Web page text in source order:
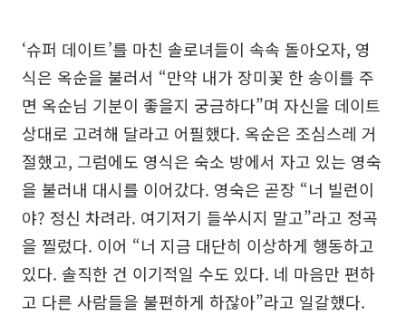
‘슈퍼 데이트’를 마친 솔로녀들이 속속 돌아오자, 영
식은 옥순을 불러서 “만약 내가 장미꽃 한 송이를 주
면 옥순님 기분이 좋을지 궁금하다”며 자신을 데이트
상대로 고려해 달라고 어필했다. 옥순은 조심스레 거
절했고, 그럼에도 영식은 숙소 방에서 자고 있는 영숙
을 불러내 대시를 이어갔다. 영숙은 곧장 “너 빌런이
야? 정신 차려라. 여기저기 들쑤시지 말고”라고 정곡
을 찔렀다. 이어 “너 지금 대단히 이상하게 행동하고
있다. 솔직한 건 이기적일 수도 있다. 네 마음만 편하
고 다른 사람들을 불편하게 하잖아”라고 일갈했다.